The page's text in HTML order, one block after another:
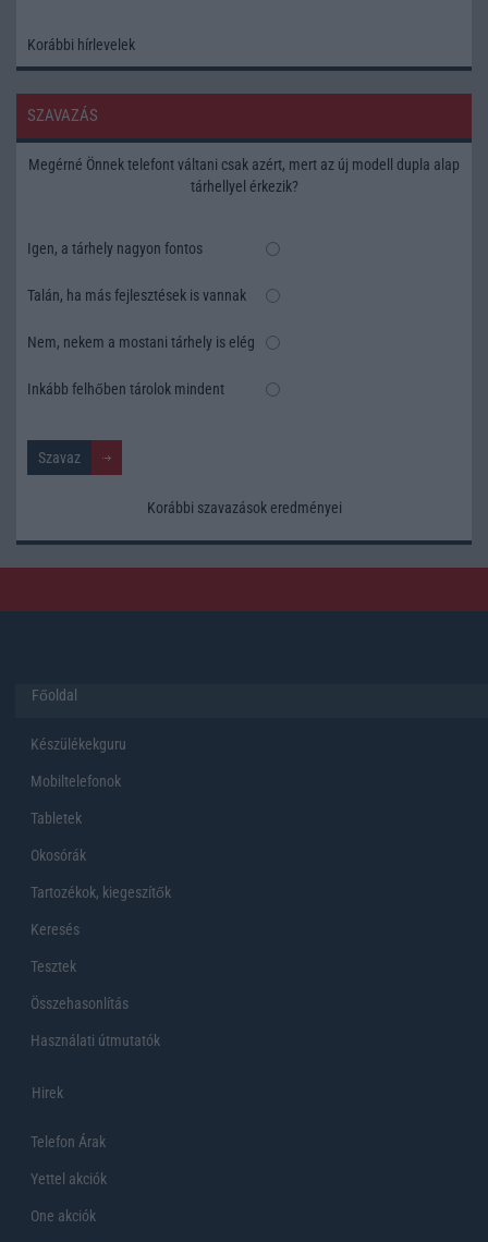
Korábbi hírlevelek
SZAVAZÁS
Megérné Önnek telefont váltani csak azért, mert az új modell dupla alap
tárhellyel érkezik?
Igen, a tárhely nagyon fontos
Talán, ha más fejlesztések is vannak
Nem, nekem a mostani tárhely is elég
Inkább felhőben tárolok mindent
Korábbi szavazások eredményei
Főoldal
Készülékekguru
Mobiltelefonok
Tabletek
Okosórák
Tartozékok, kiegeszítők
Keresés
Tesztek
Összehasonlítás
Használati útmutatók
Hirek
Telefon Árak
Yettel akciók
One akciók